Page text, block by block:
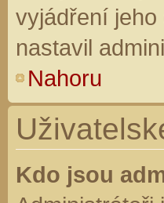
vyjádření
nastavil
Nahoru
Kdo jsou